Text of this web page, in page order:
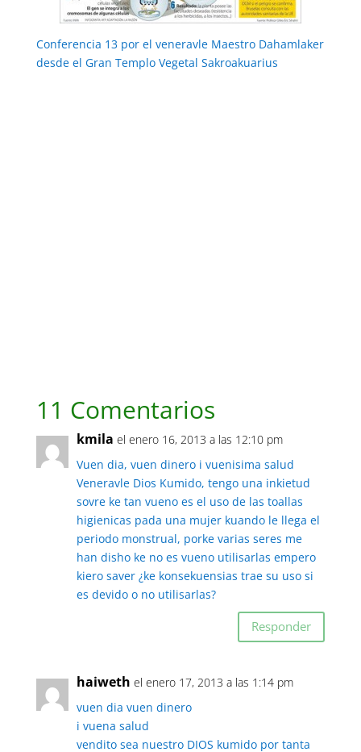
Conferencia 13 por el veneravle Maestro Dahamlaker
desde el Gran Templo Vegetal Sakroakuarius
11 Comentarios
kmila el enero 16, 2013 a las 12:10 pm
Vuen dia, vuen dinero i vuenisima salud
Veneravle Dios Kumido, tengo una inkietud
sovre ke tan vueno es el uso de las toallas
higienicas pada una mujer kuando le llega el
periodo monstrual, porke varias seres me
han disho ke no es vueno utilisarlas empero
kiero saver ¿ke konsekuensias trae su uso si
es devido o no utilisarlas?
Responder
haiweth el enero 17, 2013 a las 1:14 pm
vuen dia vuen dinero
i vuena salud
vendito sea nuestro DIOS kumido por tanta